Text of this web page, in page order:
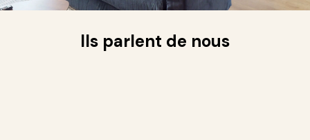
Ils parlent de nous